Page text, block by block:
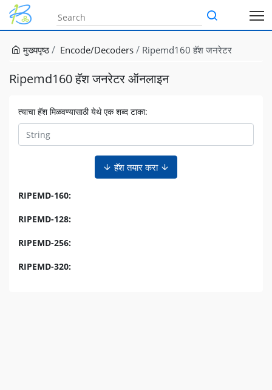
मुख्यपृष्ठ Encode/Decoders Ripemd160 हॅश जनरेटर
Ripemd160 हॅश जनरेटर ऑनलाइन
त्याचा हॅश मिळवण्यासाठी येथे एक शब्द टाका:
हॅश तयार करा
RIPEMD-160:
RIPEMD-128:
RIPEMD-256:
RIPEMD-320: